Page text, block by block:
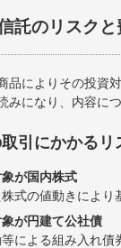
託のリスク
品によりその投資
みになり、内容に
引にかかるリ
が国内株式
式の値動きによ
が円建て公社債
による組み入れ